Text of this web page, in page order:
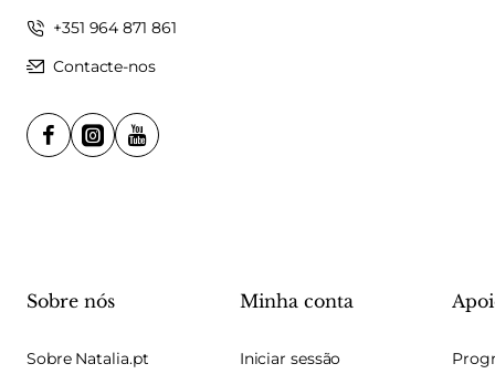
+351 964 871 861
Contacte-nos
Sobre nós
Sobre Natalia.pt
Minha conta
Iniciar sessão